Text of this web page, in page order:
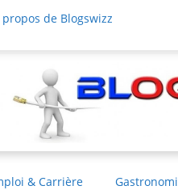
propos de Blogswizz
& Carrière